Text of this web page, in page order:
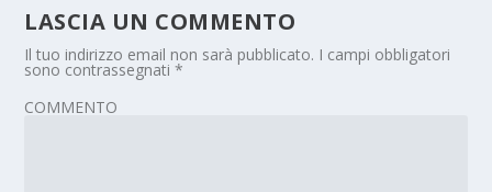
LASCIA UN COMMENTO
Il tuo indirizzo email non sarà pubblicato. I campi obbligatori
sono contrassegnati*
COMMENTO